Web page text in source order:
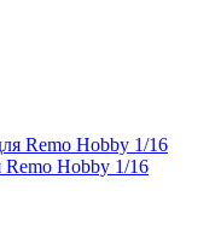
Hobby 1/16